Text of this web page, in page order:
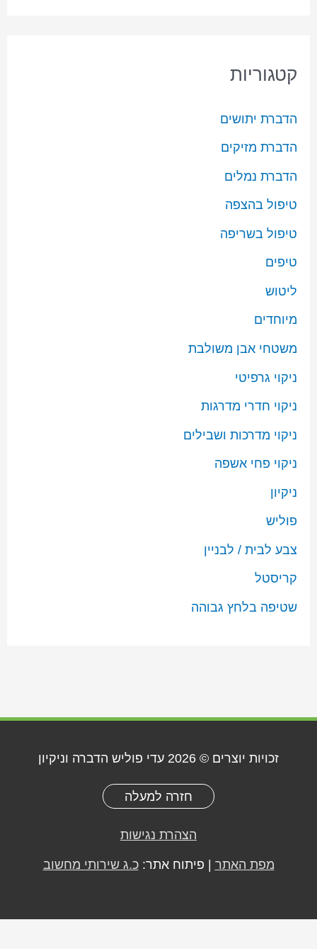
קטגוריות
הדברת יתושים
הדברת מזיקים
הדברת נמלים
טיפול בהצפה
טיפול בשריפה
טיפים
ליטוש
מיוחדים
משטחי אבן משולבת
ניקוי גרפיטי
ניקוי חדרי מדרגות
ניקוי מדרכות ושבילים
ניקוי פחי אשפה
ניקיון
פוליש
צבע לבית / לבניין
קריסטל
שטיפה בלחץ גבוהה
זכויות יוצרים © 2026 עדי פוליש הדברה וניקיון
חזרה למעלה
הצהרת נגישות
מפת האתר | פיתוח אתר:כ.ג שירותי מחשוב